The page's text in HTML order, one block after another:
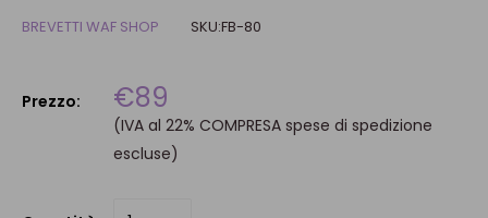
BREVETTI WAF SHOP SKU:FB-80
Prezzo: €89
(IVA al 22% COMPRESA spese di spedizione
escluse)